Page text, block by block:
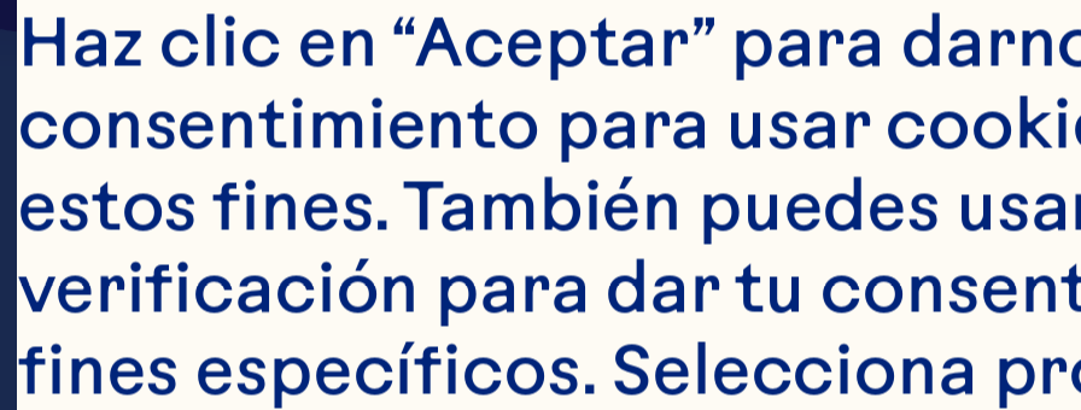
Haz clic en “Aceptar” para
consentimiento para usar
estos fines. También puedes
verificación para dar tu
fines específicos. Selecciona